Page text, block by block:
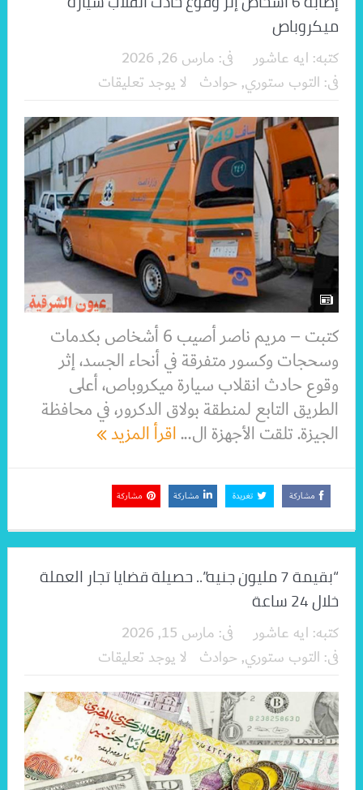
ميكروباص
كتبه: ايه عاشور فى: مارس 26, 2026
فى: التوب ستوري, حوادث لا يوجد تعليقات
كتبت – مريم ناصر أصيب 6 أشخاص بكدمات
وسحجات وكسور متفرقة في أنحاء الجسد، إثر
وقوع حادث انقلاب سيارة ميكروباص، أعلى
الطريق التابع لمنطقة بولاق الدكرور، في محافظة
الجيزة. تلقت الأجهزة ال...اقرأ المزيد
مشاركة تغريدة مشاركة مشاركة
“بقيمة 7 مليون جنيه”.. حصيلة قضايا تجار العملة
خلال 24 ساعة
كتبه: ايه عاشور فى: مارس 15, 2026
فى: التوب ستوري, حوادث لا يوجد تعليقات